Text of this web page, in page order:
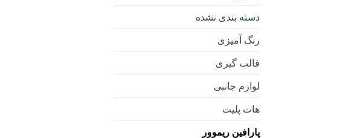
دسته بندی نشده
رنگ آمیزی
قالب گیری
لوازم جانبی
هات پلیت
پارافین ریموور